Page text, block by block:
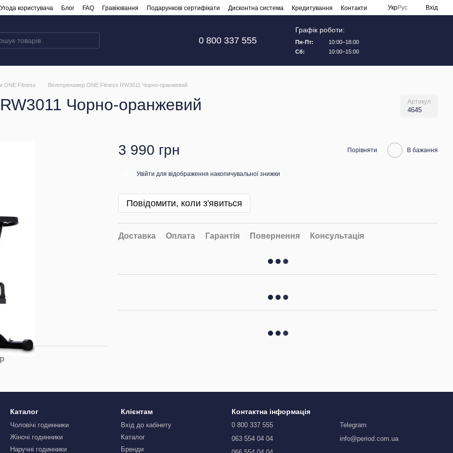
Угода користувача Блог FAQ Гравіювання Подарункові сертифікати Дисконтна система Кредитування Контакти УкрРус Вхід
0 800 337 555
Графік роботи:
Пн-Пт:
10:00–18:00
Сб:
10:00–15:00
ONE Fitness Велотренажер ONE Fitness RW3011 Чорно-оранжевий
Чорно-оранжевий Артикул
4645
3 990 грн Порівняти В бажання
Увійти для відображення накопичувальної знижки
Повідомити, коли з'явиться
Доставка Оплата Гарантія Повернення Консультація
Каталог
Чоловічі годинники
Жіночі годинники
Наручні годинники
Клієнтам
Вхід до кабінету
Каталог
Бренди
Контактна інформація
0 800 337 555
063 554 04 04
Telegram
info@period.com.ua